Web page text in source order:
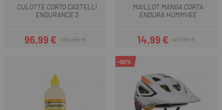
CULOTTE CORTO CASTELLI
ENDURANCE 3
Precio
96,99 €Precio regular
139,95 €
MAILLOT MANGA CORTA
ENDURA HUMMVEE
Precio
14,99 €Precio regular
47,99 €
-50%